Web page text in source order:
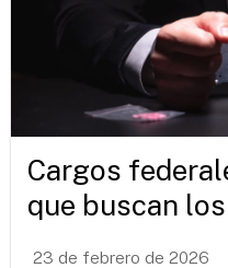
Cargos
que buscan
23 de febrero de 2026